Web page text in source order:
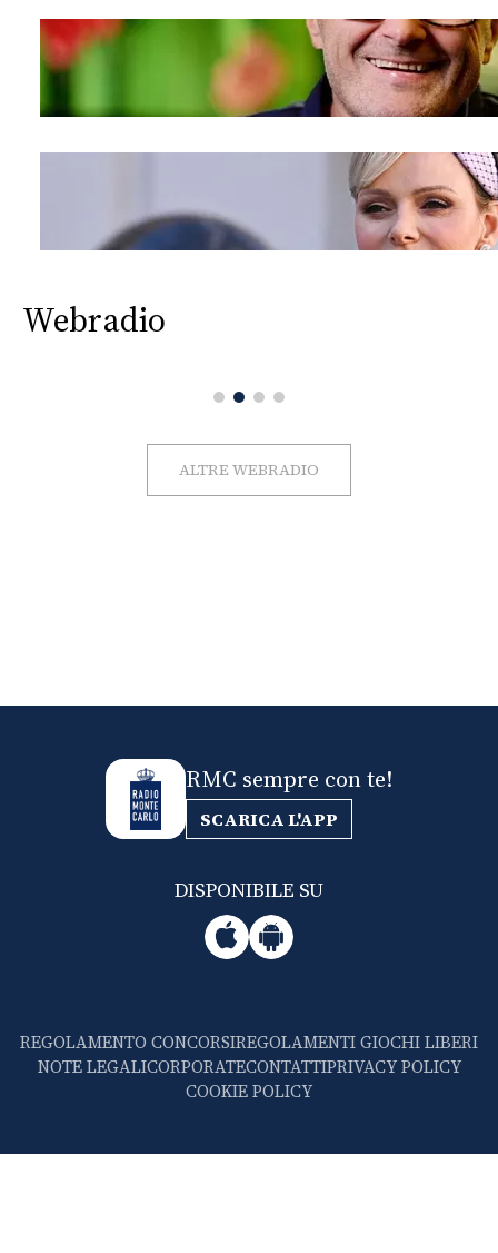
Webradio
ALTRE WEBRADIO
RMC sempre con te!
SCARICA L'APP
DISPONIBILE SU
REGOLAMENTO CONCORSIREGOLAMENTI GIOCHI LIBERI
NOTE LEGALICORPORATECONTATTIPRIVACY POLICY
COOKIE POLICY